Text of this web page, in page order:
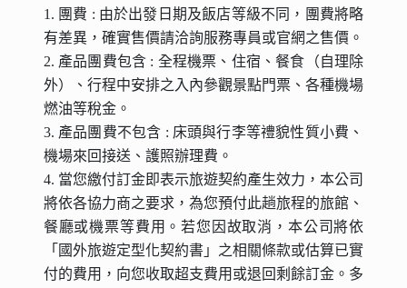
1. 團費 : 由於出發日期及飯店等級不同，團費將略
有差異，確實售價請洽詢服務專員或官網之售價。
2. 產品團費包含 : 全程機票、住宿、餐食（自理除
外）、行程中安排之入內參觀景點門票、各種機場
燃油等稅金。
3. 產品團費不包含 : 床頭與行李等禮貌性質小費、
機場來回接送、護照辦理費。
4. 當您繳付訂金即表示旅遊契約產生效力，本公司
將依各協力商之要求，為您預付此趟旅程的旅館、
餐廳或機票等費用。若您因故取消，本公司將依
「國外旅遊定型化契約書」之相關條款或估算已實
付的費用，向您收取超支費用或退回剩餘訂金。多